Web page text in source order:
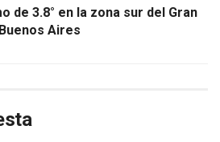
de 3.8° en la zona sur del Gran
Buenos Aires